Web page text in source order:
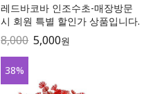
레드바코바 인조수초-매장방문
시 회원 특별 할인가 상품입니다.
8,000 5,000원
38%